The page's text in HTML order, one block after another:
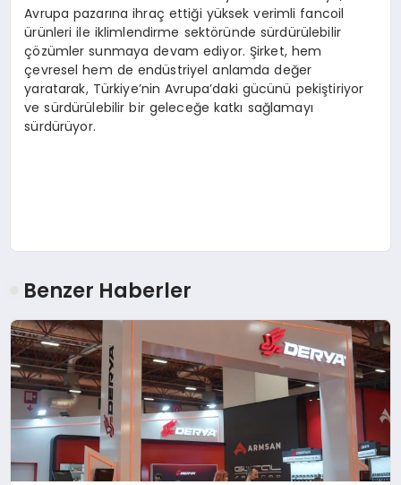
Avrupa pazarına ihraç ettiği yüksek verimli fancoil
ürünleri ile iklimlendirme sektöründe sürdürülebilir
çözümler sunmaya devam ediyor. Şirket, hem
çevresel hem de endüstriyel anlamda değer
yaratarak, Türkiye’nin Avrupa’daki gücünü pekiştiriyor
ve sürdürülebilir bir geleceğe katkı sağlamayı
sürdürüyor.
Benzer Haberler